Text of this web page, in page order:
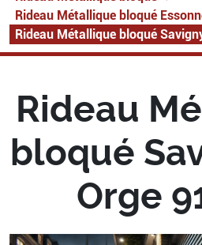
Rideau Métallique bloqué
Rideau Métallique bloqué
Rideau
bloqué
Orge